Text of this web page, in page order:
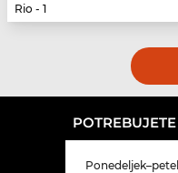
Rio - 1